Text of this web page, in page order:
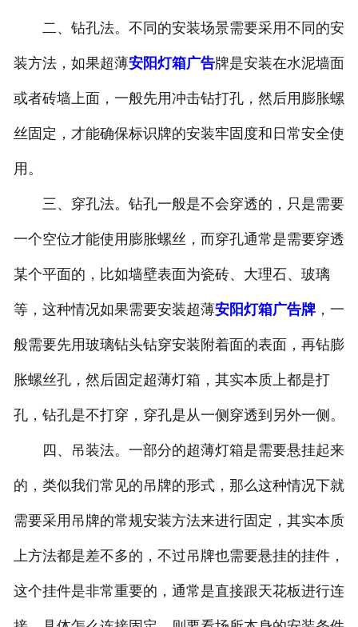
二、钻孔法。不同的安装场景需要采用不同的安
装方法，如果超薄安阳灯箱广告牌是安装在水泥墙面
或者砖墙上面，一般先用冲击钻打孔，然后用膨胀螺
丝固定，才能确保标识牌的安装牢固度和日常安全使
用。
三、穿孔法。钻孔一般是不会穿透的，只是需要
一个空位才能使用膨胀螺丝，而穿孔通常是需要穿透
某个平面的，比如墙壁表面为瓷砖、大理石、玻璃
等，这种情况如果需要安装超薄安阳灯箱广告牌，一
般需要先用玻璃钻头钻穿安装附着面的表面，再钻膨
胀螺丝孔，然后固定超薄灯箱，其实本质上都是打
孔，钻孔是不打穿，穿孔是从一侧穿透到另外一侧。
四、吊装法。一部分的超薄灯箱是需要悬挂起来
的，类似我们常见的吊牌的形式，那么这种情况下就
需要采用吊牌的常规安装方法来进行固定，其实本质
上方法都是差不多的，不过吊牌也需要悬挂的挂件，
这个挂件是非常重要的，通常是直接跟天花板进行连